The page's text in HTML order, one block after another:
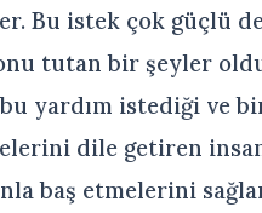
Bu istek çok güçlü
tutan bir şeyler
yardım istediği ve
dile getiren
baş etmelerini